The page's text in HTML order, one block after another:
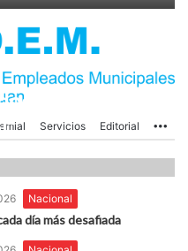
bonos para abajo
Servicios Editorial
de
Nacional
día más desafiada